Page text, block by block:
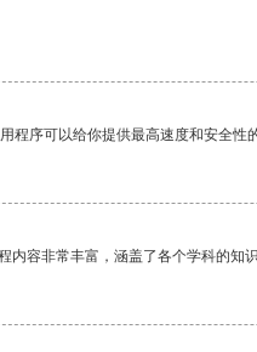
程序可以给你提供最高速度和安全性
内容非常丰富，涵盖了各个学科的知